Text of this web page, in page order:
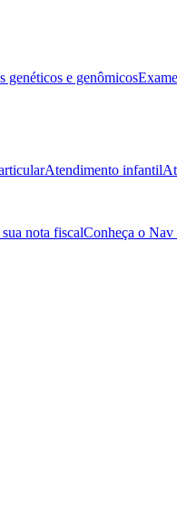
genéticos e genômicos
Atendimento infantil
sua nota fiscalConheça o Nav